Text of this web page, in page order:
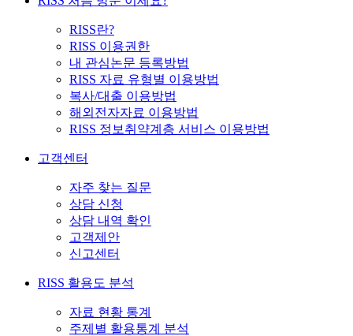
RISS란?
RISS 이용권한
내 관심논문 등록방법
RISS 자료 유형별 이용방법
복사/대출 이용방법
해외전자자료 이용방법
RISS 정보취약계층 서비스 이용방법
고객센터
자주 찾는 질문
상담 신청
상담 내역 확인
고객제안
신고센터
RISS 활용도 분석
자료 현황 통계
주제별 활용통계 분석